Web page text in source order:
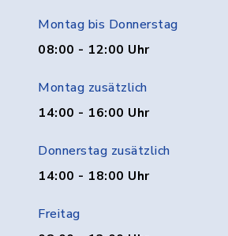
Montag bis Donnerstag
08:00 - 12:00 Uhr
Montag zusätzlich
14:00 - 16:00 Uhr
Donnerstag zusätzlich
14:00 - 18:00 Uhr
Freitag